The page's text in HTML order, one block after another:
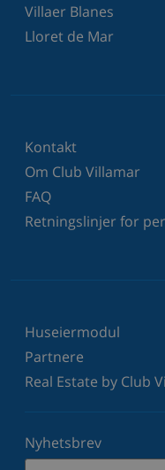
Villaer Blanes
Lloret de Mar
Kontakt
Om Club Villamar
FAQ
Retningslinjer for
Huseiermodul
Partnere
Real Estate by Club
Nyhetsbrev